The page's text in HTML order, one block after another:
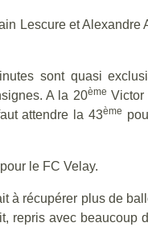
Lescure et Alexandre
sont quasi
A la 20ème Victor
attendre la 43ème
le FC Velay.
à récupérer plus de
repris avec beaucoup